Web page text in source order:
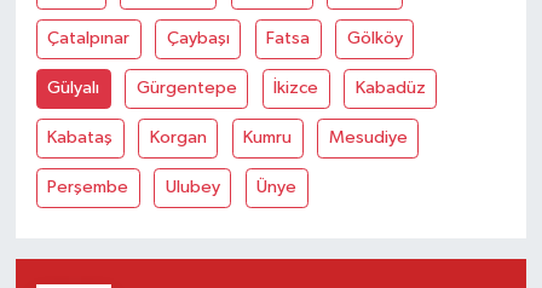
Çatalpınar Çaybaşı Fatsa Gölköy
Gülyalı Gürgentepe İkizce Kabadüz
Kabataş Korgan Kumru Mesudiye
Perşembe Ulubey Ünye